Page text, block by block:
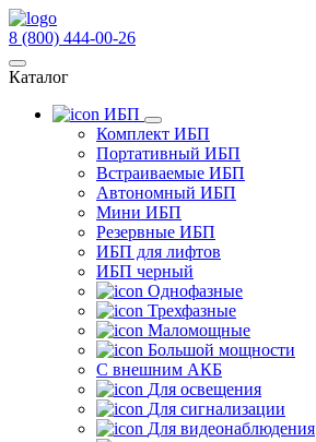
8 (800) 444-00-26
Каталог
ИБП
Комплект ИБП
Портативный ИБП
Встраиваемые ИБП
Автономный ИБП
Мини ИБП
Резервные ИБП
ИБП для лифтов
ИБП черный
Однофазные
Трехфазные
Маломощные
Большой мощности
С внешним АКБ
Для освещения
Для сигнализации
Для видеонаблюдения